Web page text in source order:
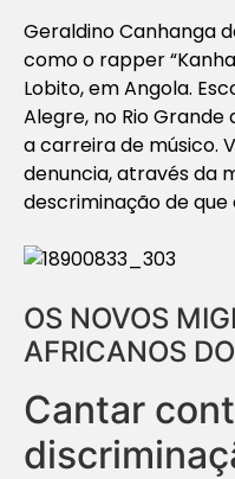
Geraldino Canhanga
como o rapper
Lobito, em Angola.
Alegre, no Rio Grande
a carreira de músico.
denuncia, através da
descriminação de que
OS NOVOS
AFRICANOS
Cantar